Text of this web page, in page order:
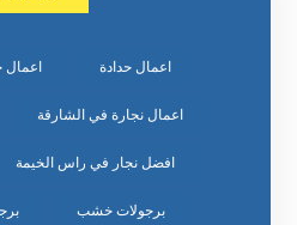
اعمال حدادة اعمال
اعمال نجارة في الشارقة
افضل نجار في راس الخيمة
برجولات خشب